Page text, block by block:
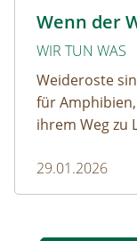
Wenn der
WIR TUN WAS
Weideroste
für
ihrem Weg zu
29.01.2026